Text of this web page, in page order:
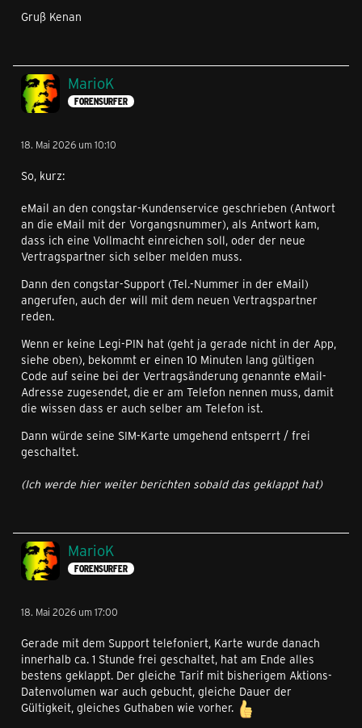
Gruß Kenan
MarioK
FORENSURFER
18. Mai 2026 um 10:10
So, kurz:
eMail an den congstar-Kundenservice geschrieben (Antwort
an die eMail mit der Vorgangsnummer), als Antwort kam,
dass ich eine Vollmacht einreichen soll, oder der neue
Vertragspartner sich selber melden muss.
Dann den congstar-Support (Tel.-Nummer in der eMail)
angerufen, auch der will mit dem neuen Vertragspartner
reden.
Wenn er keine Legi-PIN hat (geht ja gerade nicht in der App,
siehe oben), bekommt er einen 10 Minuten lang gültigen
Code auf seine bei der Vertragsänderung genannte eMail-
Adresse zugesendet, die er am Telefon nennen muss, damit
die wissen dass er auch selber am Telefon ist.
Dann würde seine SIM-Karte umgehend entsperrt / frei
geschaltet.
(Ich werde hier weiter berichten sobald das geklappt hat)
MarioK
FORENSURFER
18. Mai 2026 um 17:00
Gerade mit dem Support telefoniert, Karte wurde danach
innerhalb ca. 1 Stunde frei geschaltet, hat am Ende alles
bestens geklappt. Der gleiche Tarif mit bisherigem Aktions-
Datenvolumen war auch gebucht, gleiche Dauer der
Gültigkeit, gleiches Guthaben wie vorher.